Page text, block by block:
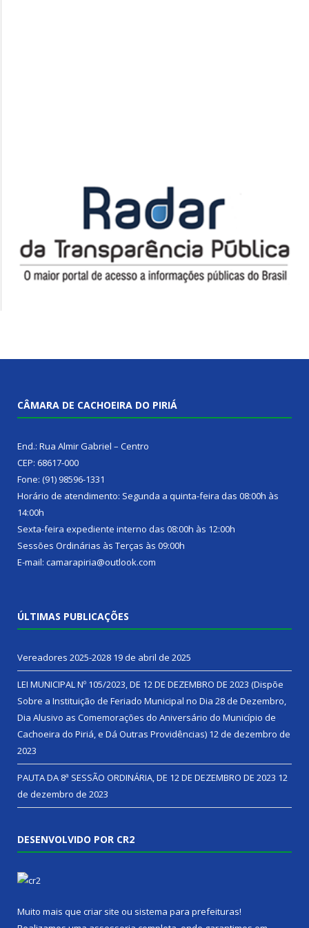
CÂMARA DE CACHOEIRA DO PIRIÁ
End.: Rua Almir Gabriel – Centro
CEP: 68617-000
Fone: (91) 98596-1331
Horário de atendimento: Segunda a quinta-feira das 08:00h às
14:00h
Sexta-feira expediente interno das 08:00h às 12:00h
Sessões Ordinárias às Terças às 09:00h
E-mail: camarapiria@outlook.com
ÚLTIMAS PUBLICAÇÕES
Vereadores 2025-2028 19 de abril de 2025
LEI MUNICIPAL Nº 105/2023, DE 12 DE DEZEMBRO DE 2023 (Dispõe
Sobre a Instituição de Feriado Municipal no Dia 28 de Dezembro,
Dia Alusivo as Comemorações do Aniversário do Município de
Cachoeira do Piriá, e Dá Outras Providências) 12 de dezembro de
2023
PAUTA DA 8ª SESSÃO ORDINÁRIA, DE 12 DE DEZEMBRO DE 2023 12
de dezembro de 2023
DESENVOLVIDO POR CR2
Muito mais que criar site ou sistema para prefeituras!